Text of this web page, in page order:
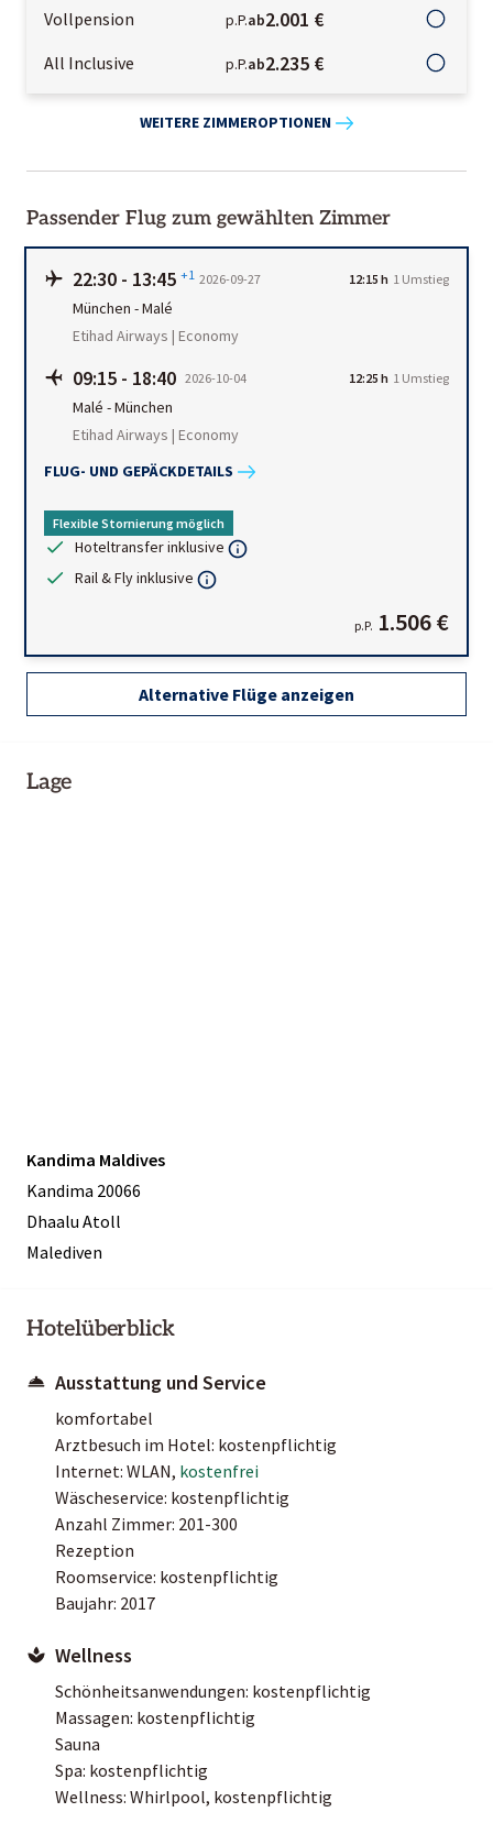
Vollpension p.P.ab2.001 €
All Inclusive p.P.ab2.235 €
WEITERE ZIMMEROPTIONEN
Passender Flug zum gewählten Zimmer
22:30 - 13:45 +1 2026-09-27 12:15 h 1 Umstieg
München -Malé
Etihad Airways | Economy
09:15 - 18:40 2026-10-04 12:25 h 1 Umstieg
Malé -München
Etihad Airways | Economy
FLUG- UND GEPÄCKDETAILS
Flexible Stornierung möglich
Hoteltransfer inklusive
Rail & Fly inklusive
p.P. 1.506 €
Alternative Flüge anzeigen
Lage
Kandima Maldives
Kandima 20066
Dhaalu Atoll
Malediven
Hotelüberblick
Ausstattung und Service
komfortabel
Arztbesuch im Hotel: kostenpflichtig
Internet: WLAN, kostenfrei
Wäscheservice: kostenpflichtig
Anzahl Zimmer: 201-300
Rezeption
Roomservice: kostenpflichtig
Baujahr: 2017
Wellness
Schönheitsanwendungen: kostenpflichtig
Massagen: kostenpflichtig
Sauna
Spa: kostenpflichtig
Wellness: Whirlpool, kostenpflichtig